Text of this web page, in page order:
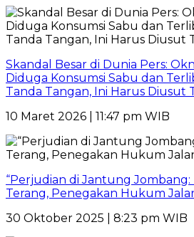
Skandal Besar di Dunia Pers:
Diduga Konsumsi Sabu dan
Tanda Tangan, Ini Harus Diusut
10 Maret 2026 | 11:47 pm WIB
“Perjudian di Jantung Jombang:
Terang, Penegakan Hukum
30 Oktober 2025 | 8:23 pm WIB